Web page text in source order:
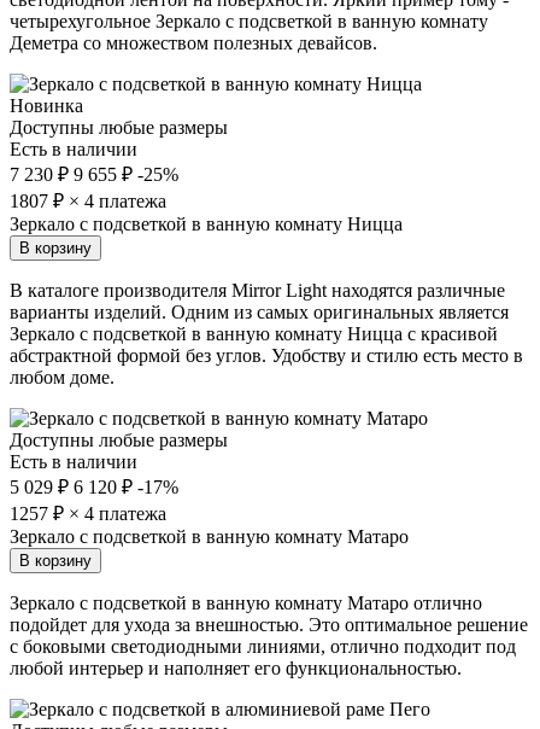
четырехугольное Зеркало с подсветкой в ванную комнату
Деметра со множеством полезных девайсов.
Новинка
Доступны любые размеры
Есть в наличии
7 230 ₽ 9 655 ₽ -25%
1807 ₽ × 4 платежа
Зеркало с подсветкой в ванную комнату Ницца
В корзину
В каталоге производителя Mirror Light находятся различные
варианты изделий. Одним из самых оригинальных является
Зеркало с подсветкой в ванную комнату Ницца с красивой
абстрактной формой без углов. Удобству и стилю есть место в
любом доме.
Доступны любые размеры
Есть в наличии
5 029 ₽ 6 120 ₽ -17%
1257 ₽ × 4 платежа
Зеркало с подсветкой в ванную комнату Матаро
В корзину
Зеркало с подсветкой в ванную комнату Матаро отлично
подойдет для ухода за внешностью. Это оптимальное решение
с боковыми светодиодными линиями, отлично подходит под
любой интерьер и наполняет его функциональностью.